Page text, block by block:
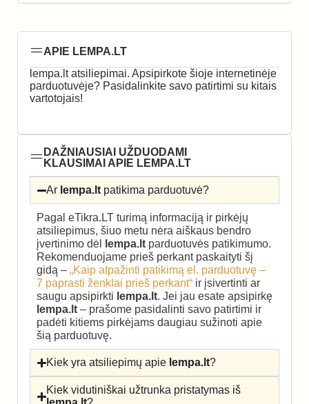
APIE LEMPA.LT
lempa.lt atsiliepimai. Apsipirkote šioje internetinėje
parduotuvėje? Pasidalinkite savo patirtimi su kitais
vartotojais!
DAŽNIAUSIAI UŽDUODAMI
KLAUSIMAI APIE LEMPA.LT
Ar lempa.lt patikima parduotuvė?
Pagal eTikra.LT turimą informaciją ir pirkėjų
atsiliepimus, šiuo metu nėra aiškaus bendro
įvertinimo dėl
lempa.lt parduotuvės patikimumo.
Rekomenduojame prieš perkant paskaityti šį
gidą – „Kaip atpažinti patikimą el. parduotuvę –
7 paprasti ženklai prieš perkant“ ir įsivertinti ar
saugu apsipirkti lempa.lt. Jei jau esate apsipirkę
lempa.lt – prašome pasidalinti savo patirtimi ir
padėti kitiems pirkėjams daugiau sužinoti apie
šią parduotuvę.
Kiek yra atsiliepimų apie lempa.lt?
Kiek vidutiniškai užtrunka pristatymas iš